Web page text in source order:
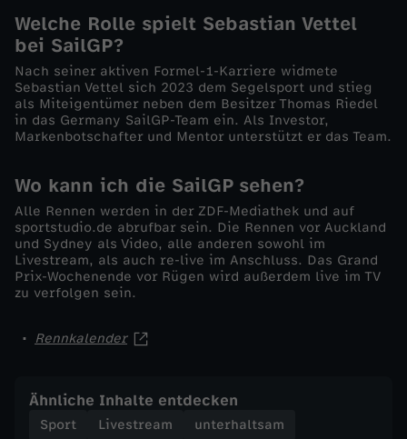
J
a
n
a
r
Welche Rolle spielt Sebastian Vettel
bei SailGP?
Nach seiner aktiven Formel-1-Karriere widmete
Sebastian Vettel sich 2023 dem Segelsport und stieg
als Miteigentümer neben dem Besitzer Thomas Riedel
in das Germany SailGP-Team ein. Als Investor,
Markenbotschafter und Mentor unterstützt er das Team.
Wo kann ich die SailGP sehen?
Alle Rennen werden in der ZDF-Mediathek und auf
sportstudio.de abrufbar sein. Die Rennen vor Auckland
und Sydney als Video, alle anderen sowohl im
Livestream, als auch re-live im Anschluss. Das Grand
Prix-Wochenende vor Rügen wird außerdem live im TV
zu verfolgen sein.
Rennkalender
Ähnliche Inhalte entdecken
Sport Livestream
unterhaltsam